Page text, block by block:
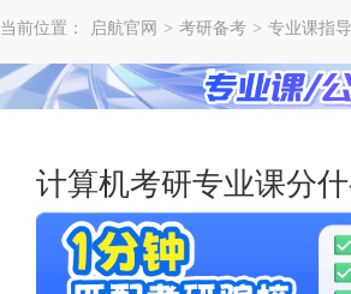
当前位置： 启航官网 > 考研备考 > 专业课指导
计算机考研专业课分